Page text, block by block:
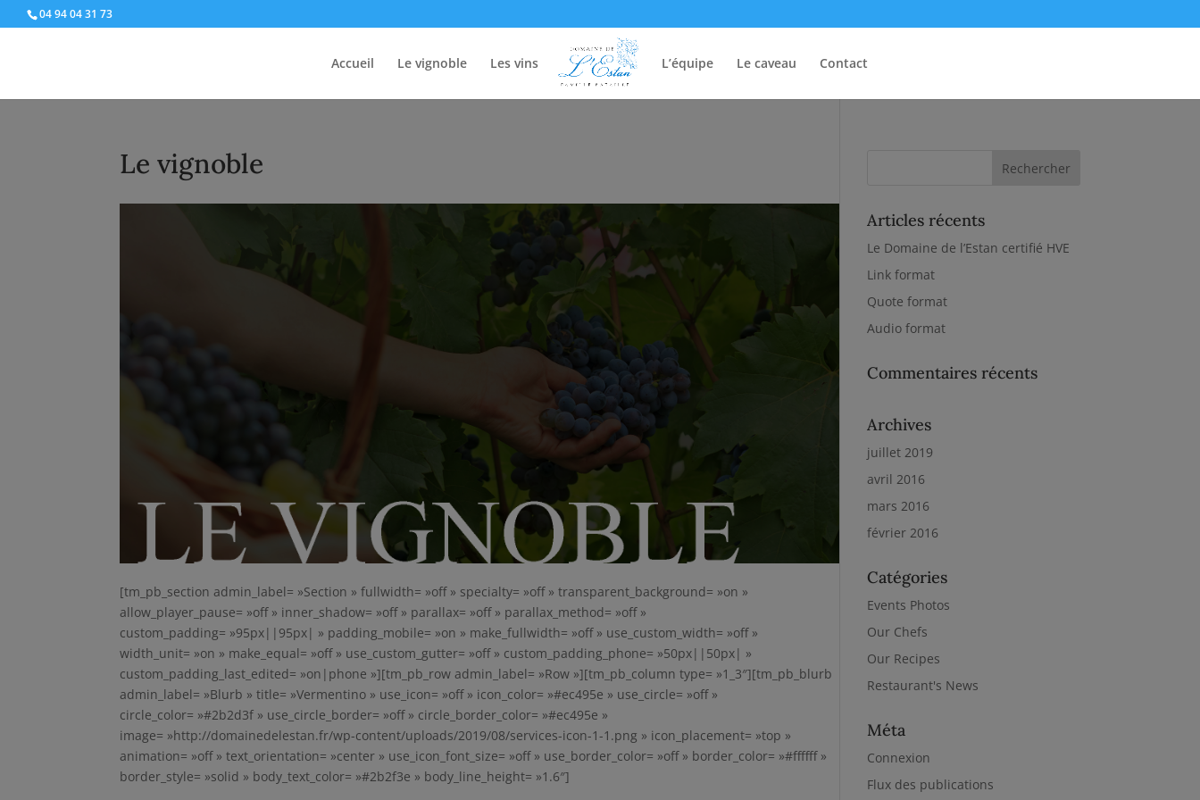
04 94 04 31 73
Accueil Le vignoble Les vins L’équipe Le caveau Contact
Le vignoble
[tm_pb_section admin_label= »Section » fullwidth= »off » specialty= »off » transparent_background= »on »
allow_player_pause= »off » inner_shadow= »off » parallax= »off » parallax_method= »off »
custom_padding= »95px||95px| » padding_mobile= »on » make_fullwidth= »off » use_custom_width= »off »
width_unit= »on » make_equal= »off » use_custom_gutter= »off » custom_padding_phone= »50px||50px| »
custom_padding_last_edited= »on|phone »][tm_pb_row admin_label= »Row »][tm_pb_column type= »1_3″][tm_pb_blurb
admin_label= »Blurb » title= »Vermentino » use_icon= »off » icon_color= »#ec495e » use_circle= »off »
circle_color= »#2b2d3f » use_circle_border= »off » circle_border_color= »#ec495e »
image= »http://domainedelestan.fr/wp-content/uploads/2019/08/services-icon-1-1.png » icon_placement= »top »
animation= »off » text_orientation= »center » use_icon_font_size= »off » use_border_color= »off » border_color= »#ffffff »
border_style= »solid » body_text_color= »#2b2f3e » body_line_height= »1.6″]
Articles récents
Le Domaine de l’Estan certifié HVE
Link format
Quote format
Audio format
Commentaires récents
Archives
juillet 2019
avril 2016
mars 2016
février 2016
Catégories
Events Photos
Our Chefs
Our Recipes
Restaurant's News
Méta
Connexion
Flux des publications